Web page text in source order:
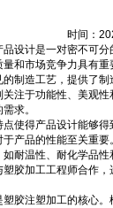
工 时间：
品设计是一对密不可分
和市场竞争力具有重
制造工艺，提供了制
注于功能性、美观性
求。
使得产品设计能够得
产品的性能至关重要
耐温性、耐化学品性
胶加工工程师合作，
胶注塑加工的核心。